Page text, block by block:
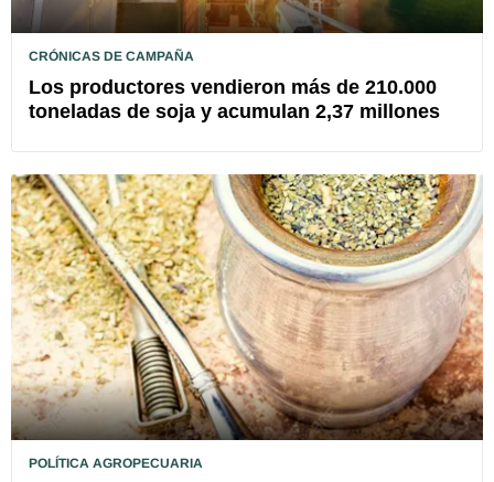
CRÓNICAS DE CAMPAÑA
Los productores vendieron más de 210.000
toneladas de soja y acumulan 2,37 millones
POLÍTICA AGROPECUARIA